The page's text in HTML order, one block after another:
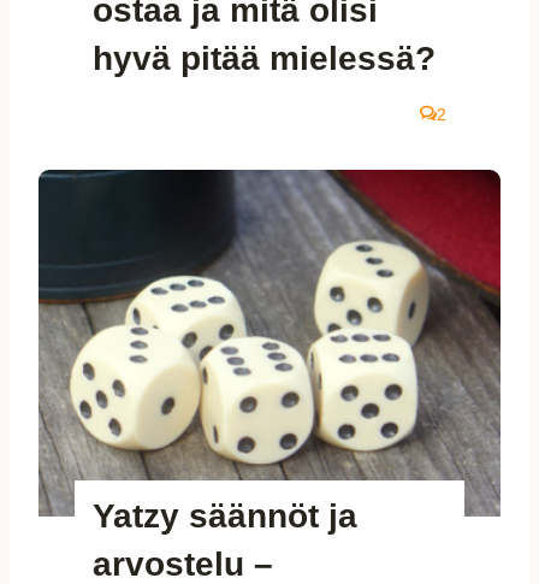
ostaa ja mitä olisi
hyvä pitää mielessä?
2
Yatzy säännöt ja
arvostelu –